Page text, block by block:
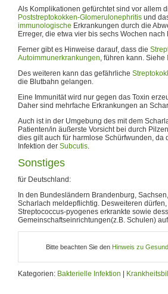
Als Komplikationen gefürchtet sind vor allem
Poststreptokokken-Glomerulonephritis und
immunologische Erkrankungen durch die
Erreger, die etwa vier bis sechs Wochen
Ferner gibt es Hinweise darauf, dass die
Autoimmunerkrankungen, führen kann. Siehe
Des weiteren kann das gefährliche
die Blutbahn gelangen.
Eine Immunität wird nur gegen das Toxin
Daher sind mehrfache Erkrankungen an
Auch ist in der Umgebung des mit dem
Patienten/in äußerste Vorsicht bei durch
dies gilt auch für harmlose Schürfwunden, da
Infektion der Subcutis.
Sonstiges
für Deutschland:
In den Bundesländern Brandenburg,
Scharlach meldepflichtig. Desweiteren
Streptococcus-pyogenes erkrankte sowie
Gemeinschaftseinrichtungen(z.B. Schulen)
Bitte beachten Sie den Hinweis zu
Kategorien: Bakterielle Infektion